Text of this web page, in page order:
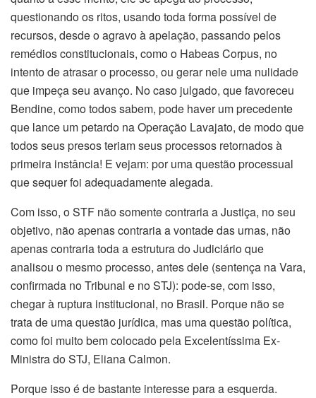
questionando os ritos, usando toda forma possível de
recursos, desde o agravo à apelação, passando pelos
remédios constitucionais, como o Habeas Corpus, no
intento de atrasar o processo, ou gerar nele uma nulidade
que impeça seu avanço. No caso julgado, que favoreceu
Bendine, como todos sabem, pode haver um precedente
que lance um petardo na Operação Lavajato, de modo que
todos seus presos teriam seus processos retornados à
primeira instância! E vejam: por uma questão processual
que sequer foi adequadamente alegada.
Com isso, o STF não somente contraria a Justiça, no seu
objetivo, não apenas contraria a vontade das urnas, não
apenas contraria toda a estrutura do Judiciário que
analisou o mesmo processo, antes dele (sentença na Vara,
confirmada no Tribunal e no STJ): pode-se, com isso,
chegar à ruptura institucional, no Brasil. Porque não se
trata de uma questão jurídica, mas uma questão política,
como foi muito bem colocado pela Excelentíssima Ex-
Ministra do STJ, Eliana Calmon.
Porque isso é de bastante interesse para a esquerda.